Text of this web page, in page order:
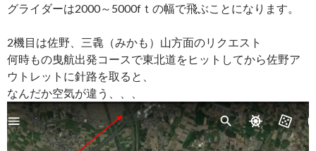
グライダーは2000～5000fｔの幅で飛ぶことになります。
2機目は佐野、三毳（みかも）山方面のリクエスト
何時もの曳航出発コースで東北道をヒットしてから佐野ア
ウトレットに針路を取ると、
なんだか空気が違う、、、